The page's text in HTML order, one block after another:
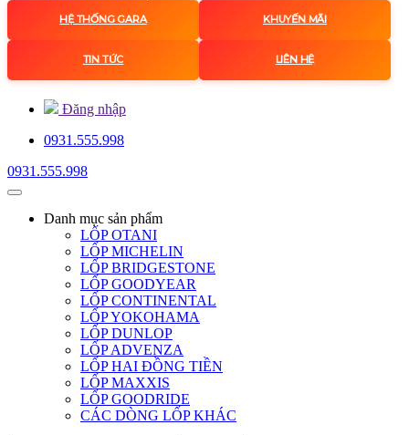
HỆ THỐNG GARA KHUYẾN MÃI
TIN TỨC LIÊN HỆ
Đăng nhập
0931.555.998
0931.555.998
Danh mục sản phẩm
LỐP OTANI
LỐP MICHELIN
LỐP BRIDGESTONE
LỐP GOODYEAR
LỐP CONTINENTAL
LỐP YOKOHAMA
LỐP DUNLOP
LỐP ADVENZA
LỐP HAI ĐỒNG TIỀN
LỐP MAXXIS
LỐP GOODRIDE
CÁC DÒNG LỐP KHÁC